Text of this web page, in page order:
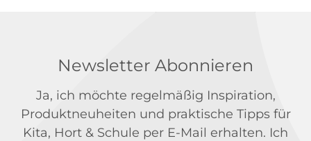
Newsletter Abonnieren
Ja, ich möchte regelmäßig Inspiration,
Produktneuheiten und praktische Tipps für
Kita, Hort & Schule per E-Mail erhalten. Ich